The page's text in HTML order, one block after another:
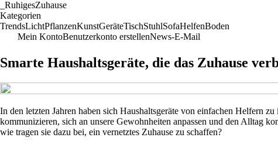
RuhigesZuhause
Kategorien
TrendsLichtPflanzenKunstGeräteTischStuhlSofaHelfenBoden
Mein KontoBenutzerkonto erstellenNews-E-Mail
Smarte Haushaltsgeräte, die das Zuhause
In den letzten Jahren haben sich Haushaltsgeräte von einfachen Helfern
kommunizieren, sich an unsere Gewohnheiten anpassen und den Alltag
wie tragen sie dazu bei, ein vernetztes Zuhause zu schaffen?